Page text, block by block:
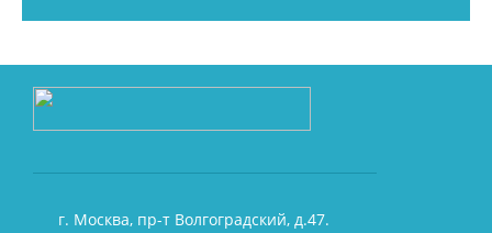
г. Москва, пр-т Волгоградский, д.47.